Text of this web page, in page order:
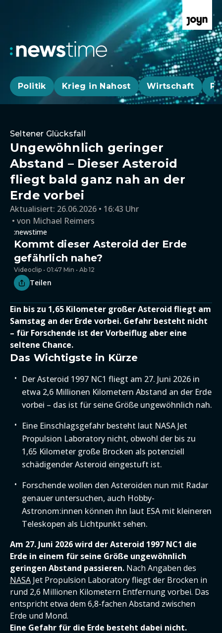
Politik Krieg in Nahost Wirtschaft
Seltener Glücksfall
Ungewöhnlich geringer
Abstand – Dieser Asteroid
fliegt bald ganz nah an der
Erde vorbei
Aktualisiert: 26.06.2026 • 16:43 Uhr
von Michael Reimers
:newstime
Kommt dieser Asteroid der Erde
gefährlich nahe?
Videoclip • 01:47 Min • Ab 12
Teilen
Ein bis zu 1,65 Kilometer großer Asteroid fliegt am
Samstag an der Erde vorbei. Gefahr besteht nicht
– für Forschende ist der Vorbeiflug aber eine
seltene Chance.
Das Wichtigste in Kürze
Der Asteroid 1997 NC1 fliegt am 27. Juni 2026 in
etwa 2,6 Millionen Kilometern Abstand an der Erde
vorbei – das ist für seine Größe ungewöhnlich nah.
Eine Einschlagsgefahr besteht laut NASA Jet
Propulsion Laboratory nicht, obwohl der bis zu
1,65 Kilometer große Brocken als potenziell
schädigender Asteroid eingestuft ist.
Forschende wollen den Asteroiden nun mit Radar
genauer untersuchen, auch Hobby-
Astronom:innen können ihn laut ESA mit kleineren
Teleskopen als Lichtpunkt sehen.
Am 27. Juni 2026 wird der Asteroid 1997 NC1 die
Erde in einem für seine Größe ungewöhnlich
geringen Abstand passieren. Nach Angaben des
NASA Jet Propulsion Laboratory fliegt der Brocken in
rund 2,6 Millionen Kilometern Entfernung vorbei. Das
entspricht etwa dem 6,8-fachen Abstand zwischen
Erde und Mond.
Eine Gefahr für die Erde besteht dabei nicht.